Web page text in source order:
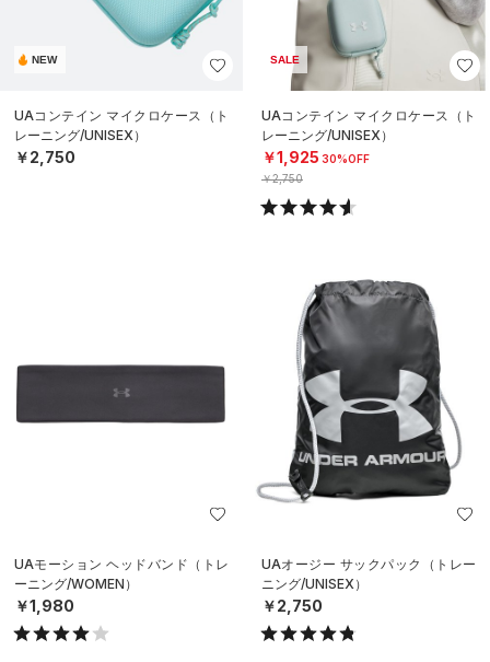
NEW
UAコンテイン マイクロケース（ト
レーニング/UNISEX）
￥2,750
SALE
UAコンテイン マイクロケース（ト
レーニング/UNISEX）
￥1,925 30%OFF
￥2,750
UAモーション ヘッドバンド（トレ
ーニング/WOMEN）
￥1,980
UAオージー サックパック（トレー
ニング/UNISEX）
￥2,750